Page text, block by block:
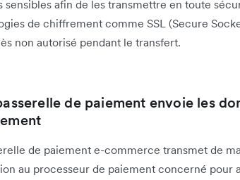
sensibles afin de les transmettre en toute
de chiffrement comme SSL (Secure
non autorisé pendant le transfert.
de paiement envoie les
de paiement e-commerce transmet de
au processeur de paiement concerné pour